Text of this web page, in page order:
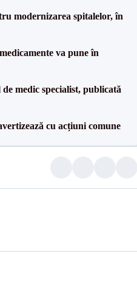
modernizarea spitalelor, în
va pune în
medic specialist, publicată
cu acțiuni comune